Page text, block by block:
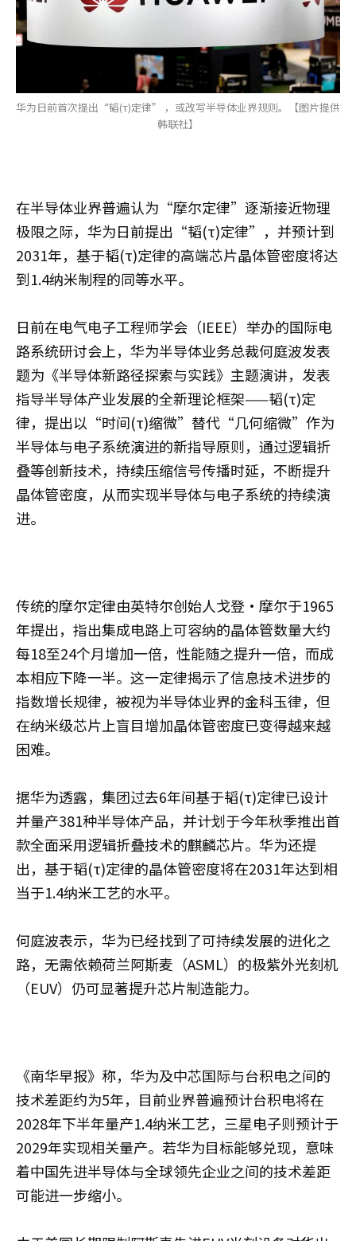
华为日前首次提出“韬(τ)定律” ，或改写半导体业界规则。【图片提供
韩联社】
在半导体业界普遍认为“摩尔定律”逐渐接近物理
极限之际，华为日前提出“韬(τ)定律”，并预计到
2031年，基于韬(τ)定律的高端芯片晶体管密度将达
到1.4纳米制程的同等水平。
日前在电气电子工程师学会（IEEE）举办的国际电
路系统研讨会上，华为半导体业务总裁何庭波发表
题为《半导体新路径探索与实践》主题演讲，发表
指导半导体产业发展的全新理论框架——韬(τ)定
律，提出以“时间(τ)缩微”替代“几何缩微”作为
半导体与电子系统演进的新指导原则，通过逻辑折
叠等创新技术，持续压缩信号传播时延，不断提升
晶体管密度，从而实现半导体与电子系统的持续演
进。
传统的摩尔定律由英特尔创始人戈登·摩尔于1965
年提出，指出集成电路上可容纳的晶体管数量大约
每18至24个月增加一倍，性能随之提升一倍，而成
本相应下降一半。这一定律揭示了信息技术进步的
指数增长规律，被视为半导体业界的金科玉律，但
在纳米级芯片上盲目增加晶体管密度已变得越来越
困难。
据华为透露，集团过去6年间基于韬(τ)定律已设计
并量产381种半导体产品，并计划于今年秋季推出首
款全面采用逻辑折叠技术的麒麟芯片。华为还提
出，基于韬(τ)定律的晶体管密度将在2031年达到相
当于1.4纳米工艺的水平。
何庭波表示，华为已经找到了可持续发展的进化之
路，无需依赖荷兰阿斯麦（ASML）的极紫外光刻机
（EUV）仍可显著提升芯片制造能力。
《南华早报》称，华为及中芯国际与台积电之间的
技术差距约为5年，目前业界普遍预计台积电将在
2028年下半年量产1.4纳米工艺，三星电子则预计于
2029年实现相关量产。若华为目标能够兑现，意味
着中国先进半导体与全球领先企业之间的技术差距
可能进一步缩小。